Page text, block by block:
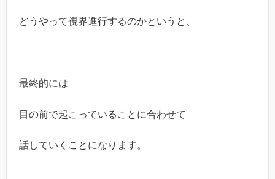
どうやって視界進行するのかというと、
最終的には
目の前で起こっていることに合わせて
話していくことになります。